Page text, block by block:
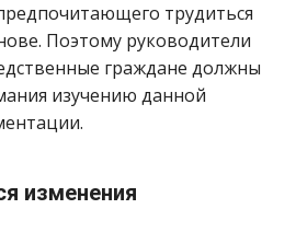
трудиться
Поэтому руководители
граждане должны
изучению данной
изменения